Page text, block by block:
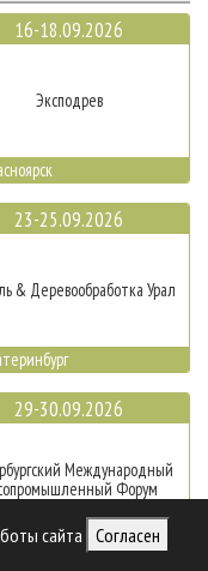
сайта Согласен
16-18.09.2026
Эксподрев
23-25.09.2026
& Деревообработка Урал
29-30.09.2026
Международный
Форум
Петербург